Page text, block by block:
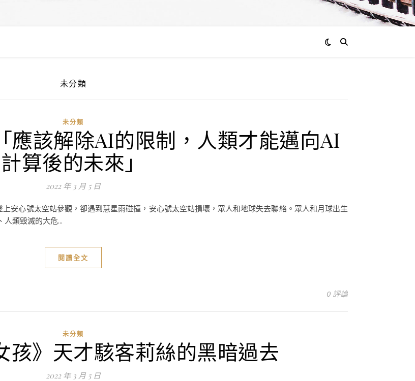
未分類
未分類
應該解除AI的限制，人類才能邁向AI
計算後的未來」
2022 年 3 月 5 日
安心號太空站參觀，卻遇到慧星雨碰撞，安心號太空站損壞，眾人和地球失去聯絡。眾人和月球出生
類毀滅的大危...
閱讀全文
0 評論
未分類
孩》天才駭客莉絲的黑暗過去
2022 年 3 月 5 日